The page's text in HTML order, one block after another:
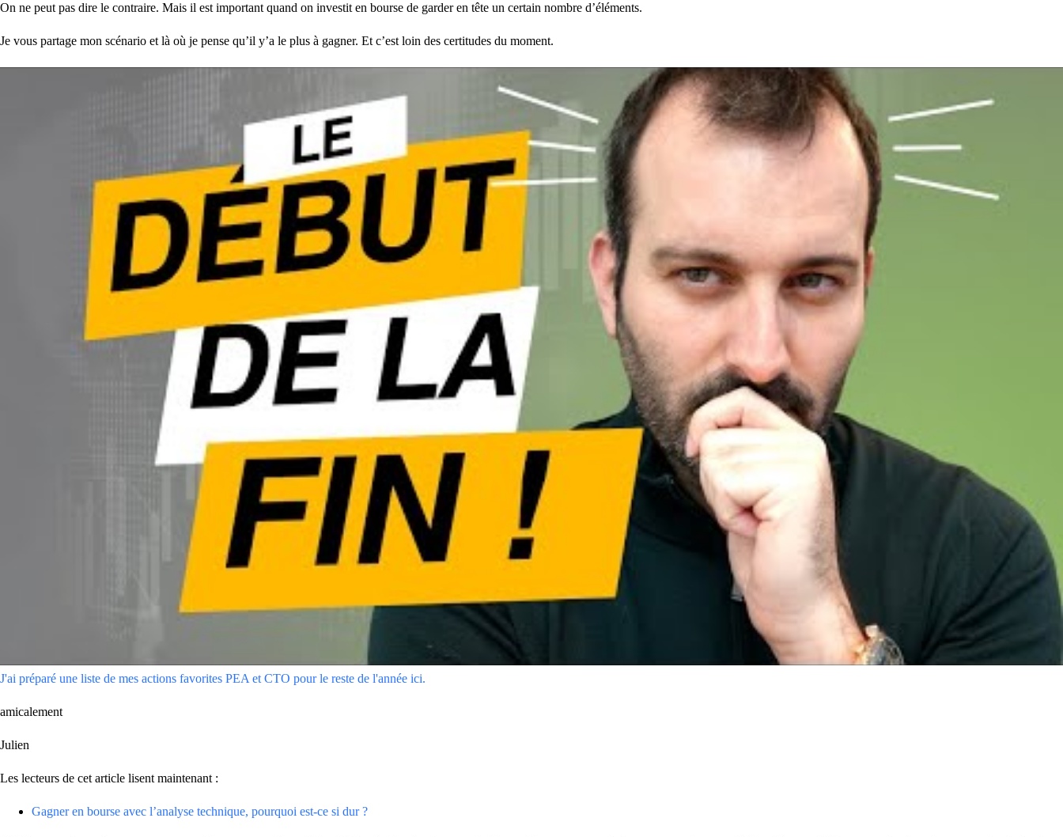
On ne peut pas dire le contraire. Mais il est important quand on investit en bourse de garder en tête un certain nombre d’éléments.
Je vous partage mon scénario et là où je pense qu’il y’a le plus à gagner. Et c’est loin des certitudes du moment.
J'ai préparé une liste de mes actions favorites PEA et CTO pour le reste de l'année ici.
amicalement
Julien
Les lecteurs de cet article lisent maintenant :
Gagner en bourse avec l’analyse technique, pourquoi est-ce si dur ?